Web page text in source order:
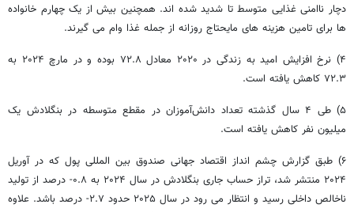
دچار ناامنی غذایی متوسط ​​تا شدید شده اند. همچنین بیش از یک چهارم خانواده
ها برای تامین هزینه های مایحتاج روزانه از جمله غذا وام می گیرند.
۴) نرخ افزایش امید به زندگی در ۲۰۲۰ معادل ۷۲.۸ بوده و در مارچ ۲۰۲۴ به
۷۲.۳ کاهش یافته است.
۵) طی ۴ سال گذشته تعداد دانش‌آموزان در مقطع متوسطه در بنگلادش یک
میلیون نفر کاهش یافته است.
۶) طبق گزارش چشم انداز اقتصاد جهانی صندوق بین المللی پول که در آوریل
۲۰۲۴ منتشر شد، تراز حساب جاری بنگلادش در سال ۲۰۲۴ به ۰.۸- درصد از تولید
ناخالص داخلی رسید و انتظار می رود در سال ۲۰۲۵ حدود ۲.۷- درصد باشد. علاوه